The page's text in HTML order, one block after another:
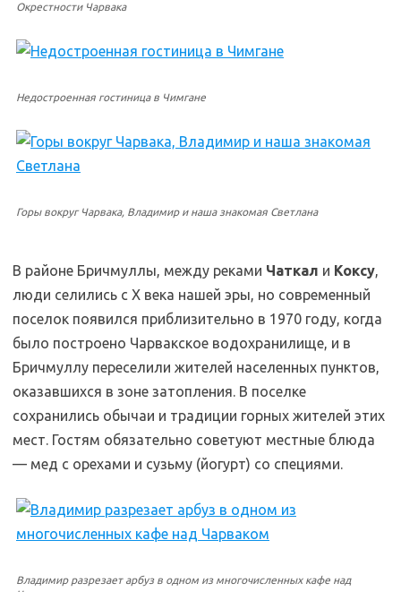
Окрестности Чарвака
Недостроенная гостиница в Чимгане
Горы вокруг Чарвака, Владимир и наша знакомая Светлана
В районе Бричмуллы, между реками Чаткал и Коксу,
люди селились с X века нашей эры, но современный
поселок появился приблизительно в 1970 году, когда
было построено Чарвакское водохранилище, и в
Бричмуллу переселили жителей населенных пунктов,
оказавшихся в зоне затопления. В поселке
сохранились обычаи и традиции горных жителей этих
мест. Гостям обязательно советуют местные блюда
— мед с орехами и сузьму (йогурт) со специями.
Владимир разрезает арбуз в одном из многочисленных кафе над